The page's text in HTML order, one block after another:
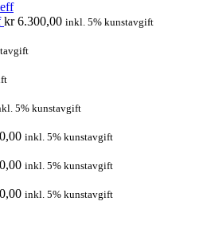
kr6.300,00 inkl. 5% kunstavgift
5% kunstavgift
inkl. 5% kunstavgift
inkl. 5% kunstavgift
inkl. 5% kunstavgift